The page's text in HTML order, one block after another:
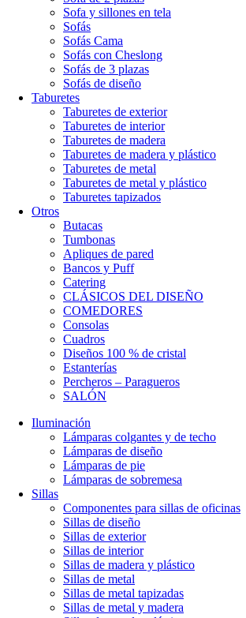
Sofa y sillones en tela
Sofás
Sofás Cama
Sofás con Cheslong
Sofás de 3 plazas
Sofás de diseño
Taburetes
Taburetes de exterior
Taburetes de interior
Taburetes de madera
Taburetes de madera y plástico
Taburetes de metal
Taburetes de metal y plástico
Taburetes tapizados
Otros
Butacas
Tumbonas
Apliques de pared
Bancos y Puff
Catering
CLÁSICOS DEL DISEÑO
COMEDORES
Consolas
Cuadros
Diseños 100 % de cristal
Estanterías
Percheros – Paragueros
SALÓN
Iluminación
Lámparas colgantes y de techo
Lámparas de diseño
Lámparas de pie
Lámparas de sobremesa
Sillas
Componentes para sillas de oficinas
Sillas de diseño
Sillas de exterior
Sillas de interior
Sillas de madera y plástico
Sillas de metal
Sillas de metal tapizadas
Sillas de metal y madera